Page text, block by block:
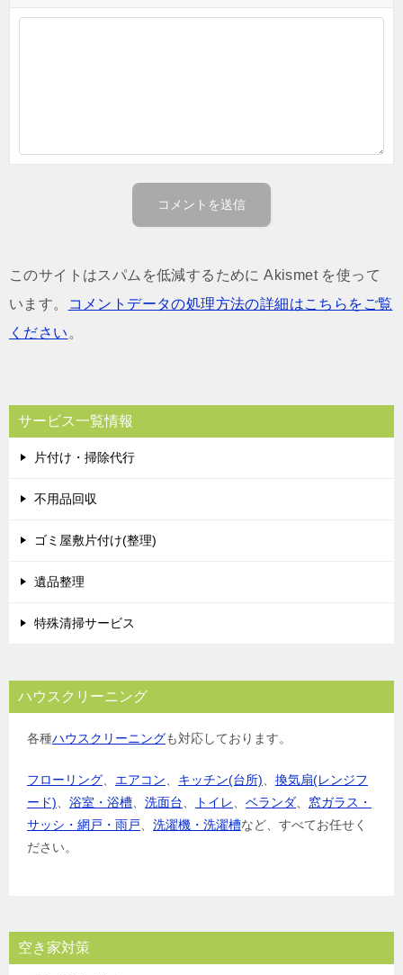
このサイトはスパムを低減するために Akismet を使って
います。
コメントデータの処理方法の詳細はこちらをご覧
ください 。
サービス一覧情報
片付け・掃除代行
不用品回収
ゴミ屋敷片付け(整理)
遺品整理
特殊清掃サービス
ハウスクリーニング
各種ハウスクリーニングも対応しております。
フローリング エアコン キッチン(台所)
換気扇(レンジフ
ード)
浴室・浴槽 洗面台 トイレ ベランダ
窓ガラス・
サッシ・網戸・雨戸
洗濯機・洗濯槽など、すべてお任せく
ださい。
空き家対策